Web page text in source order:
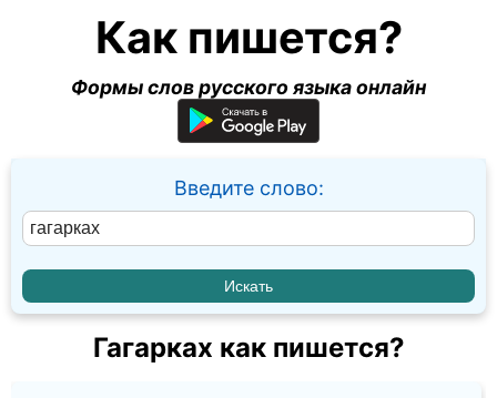
Как пишется?
Формы слов русского языка онлайн
Введите слово:
Гагарках как пишется?